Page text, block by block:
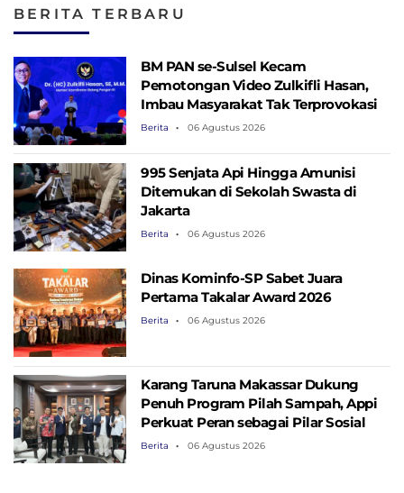
BERITA TERBARU
BM PAN se-Sulsel Kecam
Pemotongan Video Zulkifli Hasan,
Imbau Masyarakat Tak Terprovokasi
Berita 06 Agustus 2026
995 Senjata Api Hingga Amunisi
Ditemukan di Sekolah Swasta di
Jakarta
Berita 06 Agustus 2026
Dinas Kominfo-SP Sabet Juara
Pertama Takalar Award 2026
Berita 06 Agustus 2026
Karang Taruna Makassar Dukung
Penuh Program Pilah Sampah, Appi
Perkuat Peran sebagai Pilar Sosial
Berita 06 Agustus 2026